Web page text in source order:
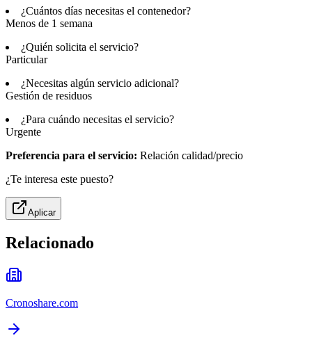
¿Cuántos días necesitas el contenedor?
Menos de 1 semana
¿Quién solicita el servicio?
Particular
¿Necesitas algún servicio adicional?
Gestión de residuos
¿Para cuándo necesitas el servicio?
Urgente
Preferencia para el servicio: Relación calidad/precio
¿Te interesa este puesto?
Aplicar
Relacionado
Cronoshare.com